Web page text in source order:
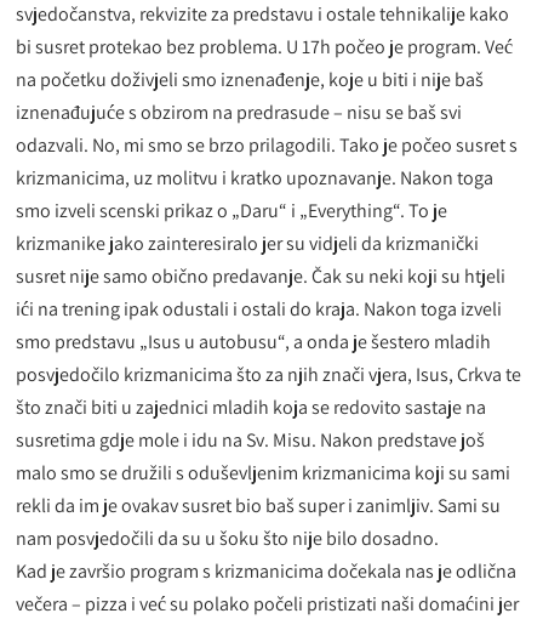
svjedočanstva, rekvizite za predstavu i ostale tehnikalije kako
bi susret protekao bez problema. U 17h počeo je program. Već
na početku doživjeli smo iznenađenje, koje u biti i nije baš
iznenađujuće s obzirom na predrasude – nisu se baš svi
odazvali. No, mi smo se brzo prilagodili. Tako je počeo susret s
krizmanicima, uz molitvu i kratko upoznavanje. Nakon toga
smo izveli scenski prikaz o „Daru“ i „Everything“. To je
krizmanike jako zainteresiralo jer su vidjeli da krizmanički
susret nije samo obično predavanje. Čak su neki koji su htjeli
ići na trening ipak odustali i ostali do kraja. Nakon toga izveli
smo predstavu „Isus u autobusu“, a onda je šestero mladih
posvjedočilo krizmanicima što za njih znači vjera, Isus, Crkva te
što znači biti u zajednici mladih koja se redovito sastaje na
susretima gdje mole i idu na Sv. Misu. Nakon predstave još
malo smo se družili s oduševljenim krizmanicima koji su sami
rekli da im je ovakav susret bio baš super i zanimljiv. Sami su
nam posvjedočili da su u šoku što nije bilo dosadno.
Kad je završio program s krizmanicima dočekala nas je odlična
večera – pizza i već su polako počeli pristizati naši domaćini jer